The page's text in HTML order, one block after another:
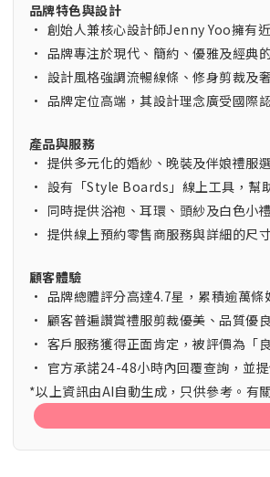
品牌特色與設計
• 創始人兼核心設計師Jenny Yoo擁有
• 品牌專注於現代、簡約、優雅及經典
• 設計風格強調流暢線條、修身剪裁及
• 品牌定位高端，其設計理念廣受國際
產品與服務
• 提供多元化的婚紗、晚裝及伴娘禮服
• 設有「Style Boards」線上工具，幫
• 同時提供浴袍、耳環、頭紗及白色小
• 提供線上預約零售商服務與詳細的尺
顧客體驗
• 品牌總體評分高達4.7星，累積逾萬條
• 顧客普遍讚賞禮服剪裁優美、品質優
• 客戶服務獲得正面肯定，被評價為「
• 官方承諾24-48小時內回覆查詢，並
*以上資訊由AI自動生成，只供參考。有